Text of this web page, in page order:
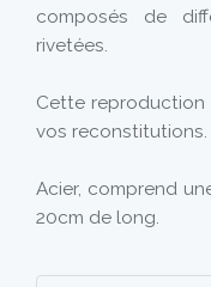
composés de
rivetées.
Cette
vos reconstitutions.
Acier, comprend
20cm de long.